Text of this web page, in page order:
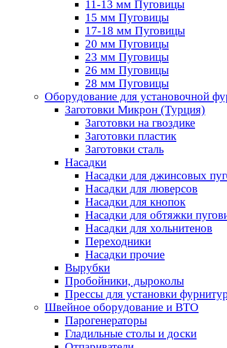
11-13 мм Пуговицы
15 мм Пуговицы
17-18 мм Пуговицы
20 мм Пуговицы
23 мм Пуговицы
26 мм Пуговицы
28 мм Пуговицы
Оборудование для установочной
Заготовки Микрон (Турция)
Заготовки на гвоздике
Заготовки пластик
Заготовки сталь
Насадки
Насадки для джинсовых
Насадки для люверсов
Насадки для кнопок
Насадки для обтяжки
Насадки для хольнитенов
Переходники
Насадки прочие
Вырубки
Пробойники, дыроколы
Прессы для установки
Швейное оборудование и ВТО
Парогенераторы
Гладильные столы и доски